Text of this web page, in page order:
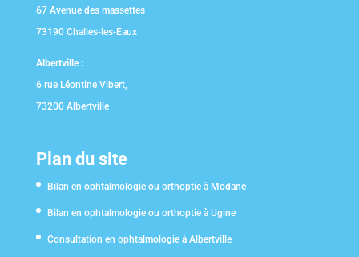
67 Avenue des massettes
73190 Challes-les-Eaux
Albertville :
6 rue Léontine Vibert,
73200 Albertville
Plan du site
Bilan en ophtalmologie ou orthoptie à Modane
Bilan en ophtalmologie ou orthoptie à Ugine
Consultation en ophtalmologie à Albertville